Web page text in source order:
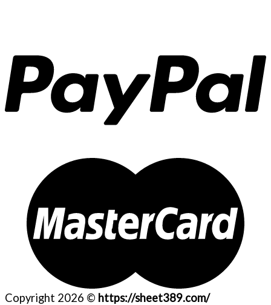
Copyright 2026 © https://sheet389.com/